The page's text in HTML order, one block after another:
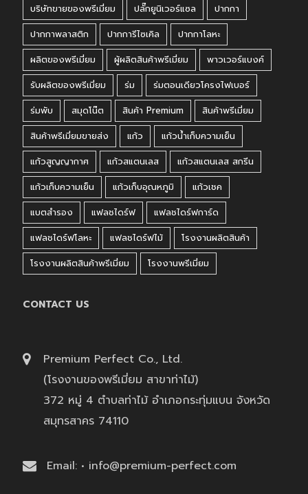
บริษัทขายของพรีเมี่ยม
ปลั๊กยูนิเวอร์แซล
ปากกา
ปากกาพลาสติก
ปากการีไซเคิล
ปากกาโลหะ
ผลิตของพรีเมี่ยม
ผู้ผลิตสินค้าพรีเมี่ยม
พาวเวอร์แบงค์
รับผลิตของพรีเมี่ยม
ร่ม
ร่มตอนเดียวโครงไฟเบอร์
ร่มพับ
สมุดโน๊ต สินค้า Premium
สินค้าพรีเมี่ยม
สินค้าพรีเมี่ยมขายส่ง
แก้ว
แก้วน้ำเก็บความเย็น
แก้วสูญญากาศ
แก้วสแตนเลส
แก้วสแตนเลส สกรีน
แก้วเก็บความเย็น
แก้วเก็บอุณหภูมิ
แก้วเชค
แบตสำรอง
แฟลชไดร์ฟ
แฟลชไดร์ฟการ์ด
แฟลชไดร์ฟโลหะ
แฟลชไดร์ฟไม้
โรงงานผลิตสินค้า
โรงงานผลิตสินค้าพรีเมี่ยม
โรงงานพรีเมี่ยม
CONTACT US
Premium Perfect Co., Ltd.
(โรงงานของพรีเมี่ยม สาขาท่าไม้)
372 หมู่ 4 ตำบลท่าไม้ อำเภอกระทุ่มแบน จังหวัด
สมุทรสาคร 74110
Email: • info@premium-perfect.com